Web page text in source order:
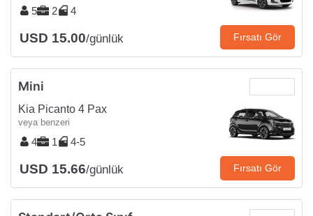
5 2 4
USD 15.00/günlük Fırsatı Gör
Mini
Kia Picanto 4 Pax
veya benzeri
4 1 4-5
USD 15.66/günlük Fırsatı Gör